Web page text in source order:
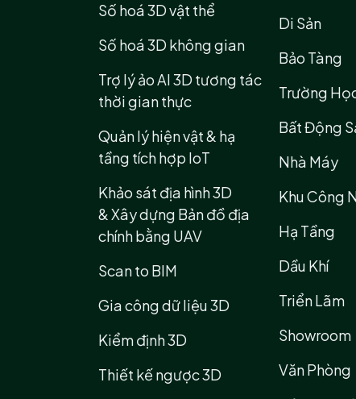
Di Sản
Bảo Tàng
Trường
Bất Động
Nhà Máy
Khu Công
Hạ Tầng
Dầu Khí
Triển Lãm
Showroom
Văn Phòng
Số hoá 3D vật thể
Số hoá 3D không gian
Trợ lý ảo AI 3D tương tác
thời gian thực
Quản lý hiện vật & hạ
tầng tích hợp IoT
Khảo sát địa hình 3D
& Xây dựng Bản đồ địa
chính bằng UAV
Scan to BIM
Gia công dữ liệu 3D
Kiểm định 3D
Thiết kế ngược 3D